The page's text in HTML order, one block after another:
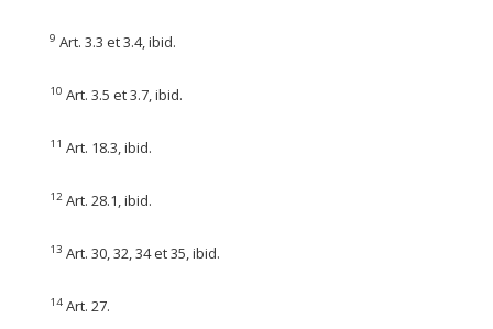
9 Art. 3.3 et 3.4, ibid.
10 Art. 3.5 et 3.7, ibid.
11 Art. 18.3, ibid.
12 Art. 28.1, ibid.
13 Art. 30, 32, 34 et 35, ibid.
14 Art. 27.